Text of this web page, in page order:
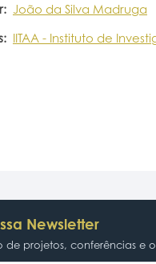
João da Silva Madruga
IITAA - Instituto de
Newsletter
projetos, conferências e